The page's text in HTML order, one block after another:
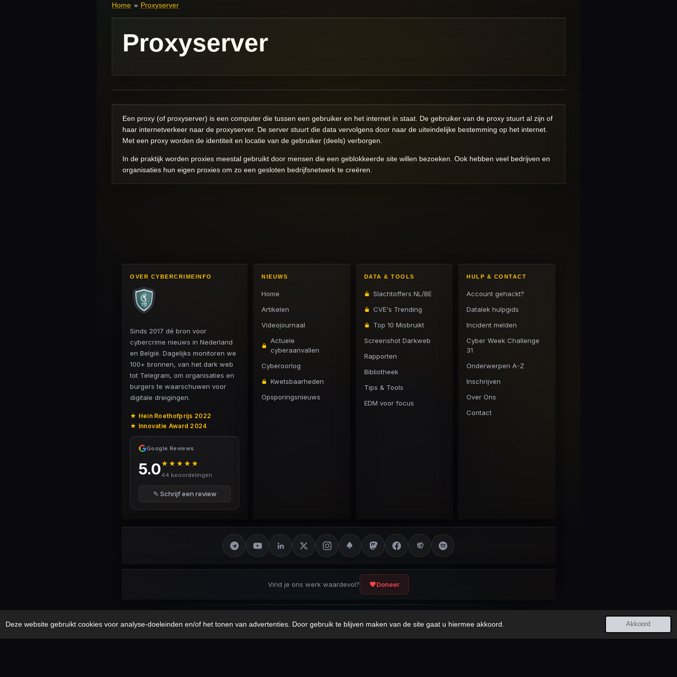
Deze website gebruikt cookies voor analyse-doeleinden en/of het tonen van advertenties. Door gebruik te blijven maken van de site gaat u hiermee akkoord. Akkoord
Home » Proxyserver
Proxyserver
Een proxy (of proxyserver) is een computer die tussen een gebruiker en het internet in staat. De gebruiker van de proxy stuurt al zijn of
haar internetverkeer naar de proxyserver. De server stuurt die data vervolgens door naar de uiteindelijke bestemming op het internet.
Met een proxy worden de identiteit en locatie van de gebruiker (deels) verborgen.
In de praktijk worden proxies meestal gebruikt door mensen die een geblokkeerde site willen bezoeken. Ook hebben veel bedrijven en
organisaties hun eigen proxies om zo een gesloten bedrijfsnetwerk te creëren.
OVER CYBERCRIMEINFO
Sinds 2017 dé bron voor
cybercrime nieuws in Nederland
en België. Dagelijks monitoren we
100+ bronnen, van het dark web
tot Telegram, om organisaties en
burgers te waarschuwen voor
digitale dreigingen.
★ Hein Roethofprijs 2022
★ Innovatie Award 2024
Google Reviews
5.0★★★★★
44 beoordelingen
✎ Schrijf een review
NIEUWS
Home
Artikelen
Videojournaal
Actuele
cyberaanvallen
Cyberoorlog
Kwetsbaarheden
Opsporingsnieuws
DATA & TOOLS
Slachtoffers NL/BE
CVE's Trending
Top 10 Misbruikt
Screenshot Darkweb
Rapporten
Bibliotheek
Tips & Tools
EDM voor focus
HULP & CONTACT
Account gehackt?
Datalek hulpgids
Incident melden
Cyber Week Challenge
31
Onderwerpen A-Z
Inschrijven
Over Ons
Contact
Vind je ons werk waardevol? Doneer
Security Disclaimer Security.txt AI Bot Disclaimer Privacybeleid Cookieverklaring Sitemap Laatst bijgewerkt:
© 2017 – 2026 Cybercrimeinfo